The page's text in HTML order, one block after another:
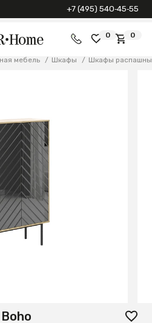
+7 (495) 540‑45‑55
0 0
мебель / Шкафы / Шкафы